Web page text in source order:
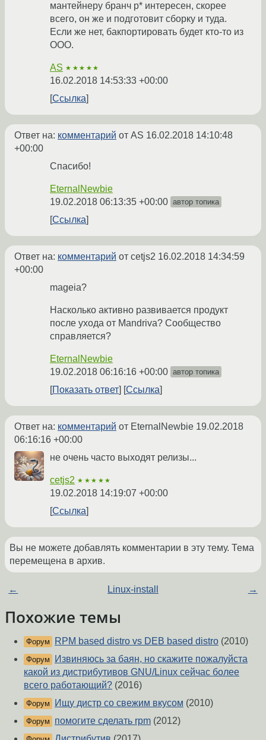
мантейнеру бранч p* интересен, скорее
всего, он же и подготовит сборку и туда.
Если же нет, бакпортировать будет кто-то из
ООО.
AS ★★★★★
16.02.2018 14:53:33 +00:00
Ссылка
Ответ на: комментарий от AS 16.02.2018 14:10:48
+00:00
Спасибо!
EternalNewbie
19.02.2018 06:13:35 +00:00 автор топика
Ссылка
Ответ на: комментарий от cetjs2 16.02.2018 14:34:59
+00:00
mageia?
Насколько активно развивается продукт
после ухода от Mandriva? Сообщество
справляется?
EternalNewbie
19.02.2018 06:16:16 +00:00 автор топика
Показать ответ Ссылка
Ответ на: комментарий от EternalNewbie 19.02.2018
06:16:16 +00:00
не очень часто выходят релизы...
cetjs2 ★★★★★
19.02.2018 14:19:07 +00:00
Ссылка
Вы не можете добавлять комментарии в эту тему. Тема
перемещена в архив.
← Linux-install →
Похожие темы
Форум RPM based distro vs DEB based distro (2010)
Форум
Извиняюсь за баян, но скажите пожалуйста
какой из дистрибутивов GNU/Linux сейчас более
всего работающий? (2016)
Форум Ищу дистр со свежим вкусом (2010)
Форум помогите сделать rpm (2012)